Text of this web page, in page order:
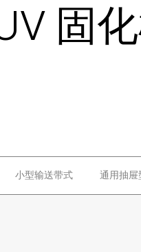
固
小型输送带式 通用抽屉